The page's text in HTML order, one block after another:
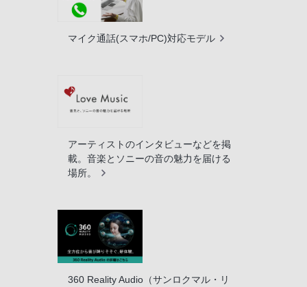
マイク通話(スマホ/PC)対応モデル
アーティストのインタビューなどを掲
載。音楽とソニーの音の魅力を届ける
場所。
360 Reality Audio（サンロクマル・リ